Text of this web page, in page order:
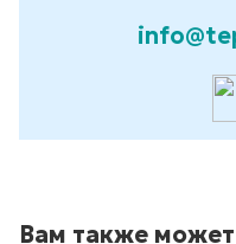
Вам также